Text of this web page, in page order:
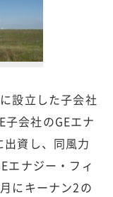
設立した子会社
会社のGEエナ
資し、同風力
エナジー・フィ
にキーナン2の